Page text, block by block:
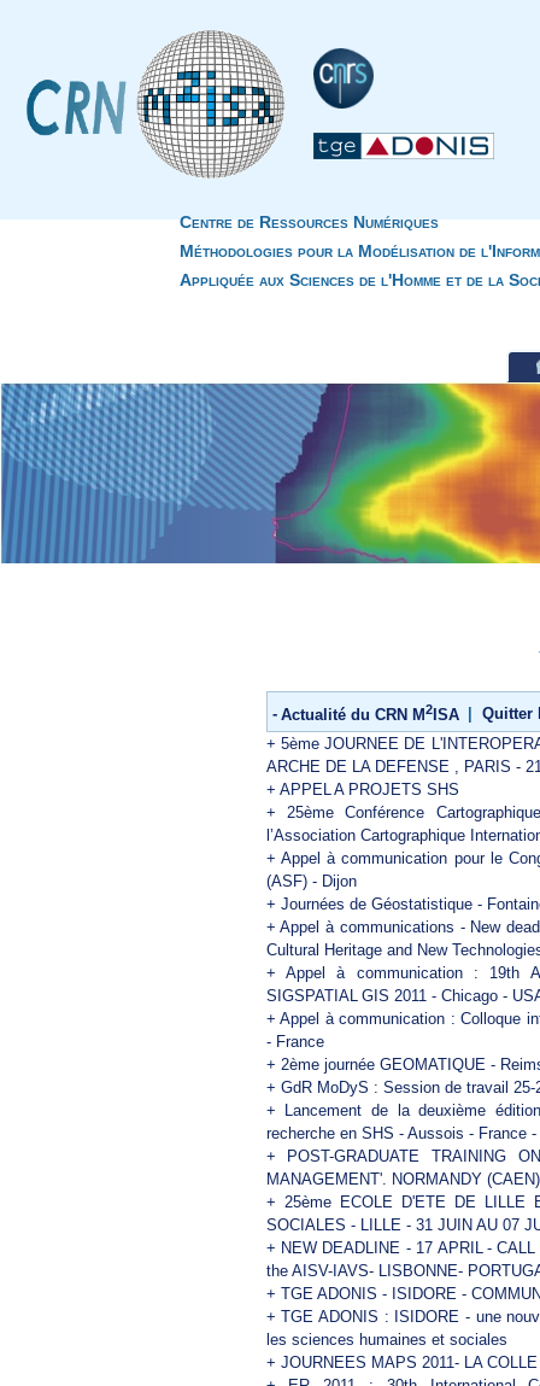
Centre de Ressources Numériques
Méthodologies pour la Modélisation de
Appliquée aux Sciences de l'Homme et de la
- Actualité du CRN M2ISA
Quitter
+ 5ème JOURNEE DE
ARCHE DE LA DEFENSE , PARIS -
+ APPEL A PROJETS SHS
+
25ème Conférence
l’Association Cartographique
+ Appel à communication pour le
(ASF) - Dijon
+ Journées de Géostatistique -
+ Appel à communications - New
Cultural Heritage and New
+ Appel à communication : 19th
SIGSPATIAL GIS 2011 - Chicago -
+ Appel à communication : Colloque
- France
+ 2ème journée GEOMATIQUE -
+ GdR MoDyS : Session de travail 25-
+
Lancement de la deuxième
recherche en SHS - Aussois - France -
+
POST-GRADUATE TRAINING
MANAGEMENT'. NORMANDY
+ 25ème ECOLE D'ETE DE LILLE
SOCIALES - LILLE - 31 JUIN AU 07
+ NEW DEADLINE - 17 APRIL -
the AISV-IAVS- LISBONNE-
+ TGE ADONIS - ISIDORE -
+ TGE ADONIS : ISIDORE - une
les sciences humaines et sociales
+ JOURNEES MAPS 2011- LA